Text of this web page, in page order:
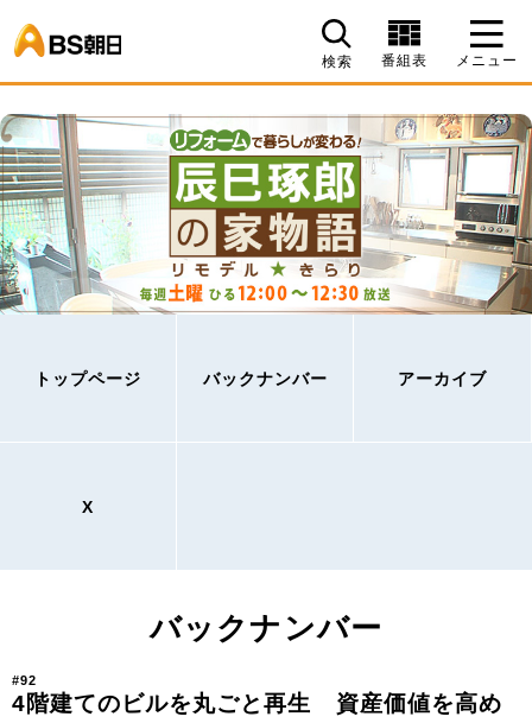
検索 番組表 メニュー
トップページ バックナンバー アーカイブ
X
バックナンバー
#92
4階建てのビルを丸ごと再生 資産価値を高め